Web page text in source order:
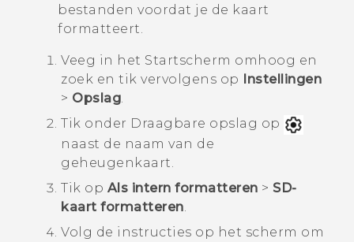
bestanden voordat je de kaart
formatteert.
Veeg in het Startscherm omhoog en
zoek en tik vervolgens op
Instellingen
> Opslag.
Tik onder Draagbare opslag op
naast de naam van de
geheugenkaart.
Tik op Als intern formatteren > SD-
kaart formatteren
Volg de instructies op het scherm om